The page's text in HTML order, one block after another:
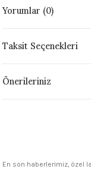
°C
999 - 1222 °C
Yorumlar (0)
Taksit Seçenekleri
Önerileriniz
En son haberlerimiz, özel